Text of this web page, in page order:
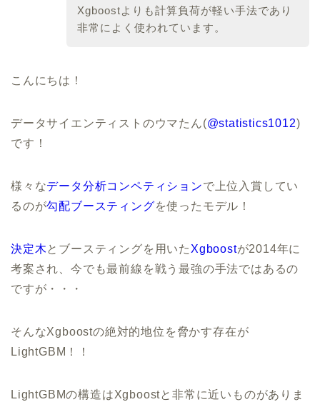
Xgboostよりも計算負荷が軽い手法であり
非常によく使われています。
こんにちは！
データサイエンティストのウマたん(@statistics1012)
です！
様々なデータ分析コンペティションで上位入賞してい
るのが勾配ブースティングを使ったモデル！
決定木とブースティングを用いた Xgboostが2014年に
考案され、今でも最前線を戦う最強の手法ではあるの
ですが・・・
そんなXgboostの絶対的地位を脅かす存在が
LightGBM！！
LightGBMの構造はXgboostと非常に近いものがありま